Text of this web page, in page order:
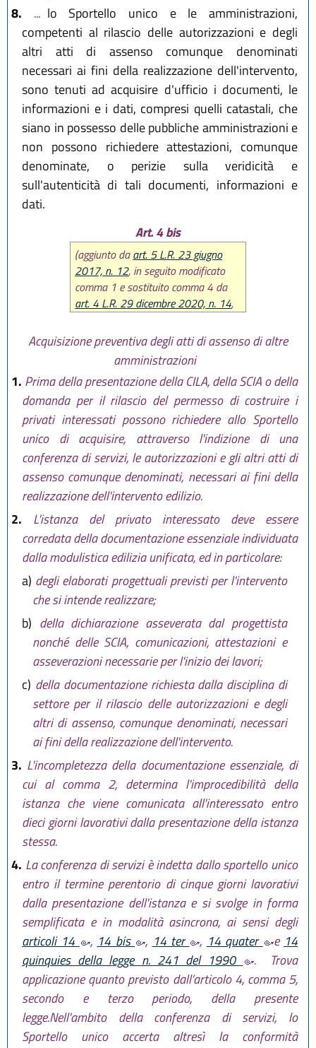
8.
... lo Sportello unico e le amministrazioni,
competenti al rilascio delle autorizzazioni e degli
altri atti di assenso comunque denominati
necessari ai fini della realizzazione dell'intervento,
sono tenuti ad acquisire d'ufficio i documenti, le
informazioni e i dati, compresi quelli catastali, che
siano in possesso delle pubbliche amministrazioni e
non possono richiedere attestazioni, comunque
denominate, o perizie sulla veridicità e
sull'autenticità di tali documenti, informazioni e
dati.
Art. 4 bis
(aggiunto daart. 5 L.R. 23 giugno
2017, n. 12, in seguito modificato
comma 1 e sostituito comma 4 da
art. 4 L.R. 29 dicembre 2020, n. 14,
L.R. 20 maggio 2021, n. 5)
Acquisizione preventiva degli atti di assenso di altre
amministrazioni
1. Prima della presentazione della CILA, della SCIA o della
domanda per il rilascio del permesso di costruire i
privati interessati possono richiedere allo Sportello
unico di acquisire, attraverso l'indizione di una
conferenza di servizi, le autorizzazioni e gli altri atti di
assenso comunque denominati, necessari ai fini della
realizzazione dell'intervento edilizio.
2.
L'istanza del privato interessato deve essere
corredata della documentazione essenziale individuata
dalla modulistica edilizia unificata, ed in particolare:
a) degli elaborati progettuali previsti per l'intervento
che si intende realizzare;
b) della dichiarazione asseverata dal progettista
nonché delle SCIA, comunicazioni, attestazioni e
asseverazioni necessarie per l'inizio dei lavori;
c) della documentazione richiesta dalla disciplina di
settore per il rilascio delle autorizzazioni e degli
altri di assenso, comunque denominati, necessari
ai fini della realizzazione dell'intervento.
3. L'incompletezza della documentazione essenziale, di
cui al comma 2, determina l'improcedibilità della
istanza che viene comunicata all'interessato entro
dieci giorni lavorativi dalla presentazione della istanza
stessa.
4. La conferenza di servizi è indetta dallo sportello unico
entro il termine perentorio di cinque giorni lavorativi
dalla presentazione dell'istanza e si svolge in forma
semplificata e in modalità asincrona, ai sensi degli
articoli 14
, 14 bis , 14 ter , 14 quater e 14
quinquies della legge n. 241 del 1990
. Trova
applicazione quanto previsto dall’articolo 4, comma 5,
secondo e terzo periodo, della presente
legge.Nell'ambito della conferenza di servizi, lo
Sportello unico accerta altresì la conformità